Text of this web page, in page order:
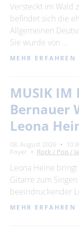
Versteckt im Wald
befindet sich die
Allgemeinen
Sie wurde von …
MEHR ERFAHREN
MUSIK IM
Bernauer
Leona
08. August 2026
Foyer
Rock / Pop /
Leona Heine
Gitarre zum
beeindruckender
MEHR ERFAHREN